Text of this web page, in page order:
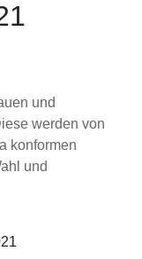
und
werden von
konformen
und